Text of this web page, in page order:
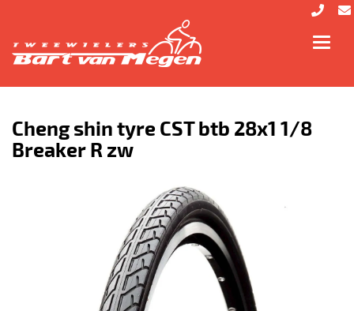
Cheng shin tyre CST btb 28x1 1/8
Breaker R zw